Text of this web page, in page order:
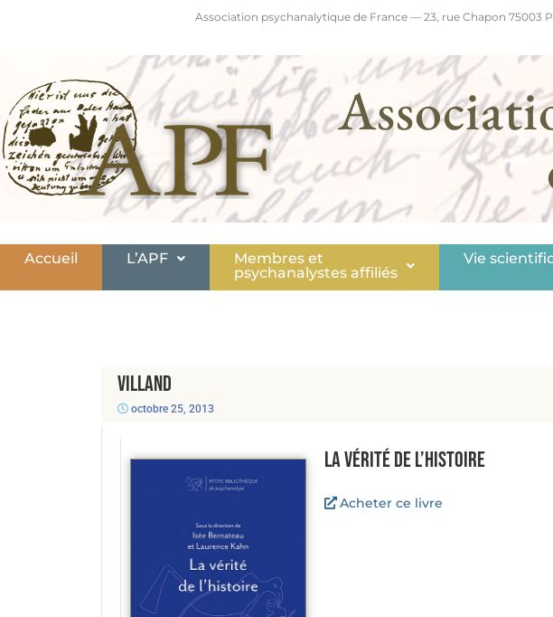
Association psychanalytique de France — 23, rue Chapon 75003
Accueil L’APF
Membres et
psychanalystes affiliés
Vie
Villand
octobre 25, 2013
La vérité de l’histoire
Acheter ce livre